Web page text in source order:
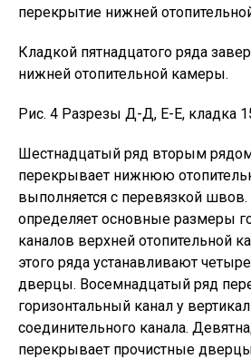
перекрытие нижней
Кладкой пятнадцатого ряда
нижней отопительной камеры.
Рис. 4 Разрезы Д-Д, Е-Е, кладка
Шестнадцатый ряд вторым
перекрывает нижнюю
выполняется с перевязкой
определяет основные размеры
каналов верхней отопительной
этого ряда устанавливают
дверцы. Восемнадцатый ряд
горизонтальный канал у
соединительного канала.
перекрывает прочистные